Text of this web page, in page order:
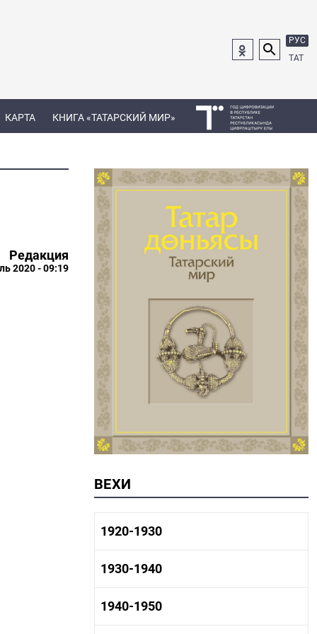
РУС
ТАТ
КАРТА КНИГА «ТАТАРСКИЙ МИР»
Редакция
2020 - 09:19
ВЕХИ
1920-1930
1920-1930 история
1920-1930 культура
1930-1940
1930-1940 история
1930-1940 культура
1940-1950